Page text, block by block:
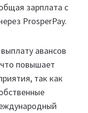
зарплата с
ProsperPay.
авансов
повышает
так как